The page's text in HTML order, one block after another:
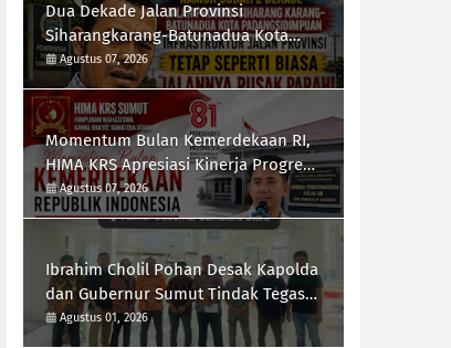
Dua Dekade Jalan Provinsi
Siharangkarang-Batunadua Kota
Padangsidimpuan Rusak Parah,
Rahmad Taufik Dalimunthe Desak
Gubernur Sumut "Turun Tangan"
Agustus 07, 2026
Momentum Bulan Kemerdekaan RI,
HIMA KRS Apresiasi Kinerja Progresif
Kalapas Tanjungbalai, Refin Tua
Simanullang
Agustus 07, 2026
Ibrahim Cholil Pohan Desak Kapolda
dan Gubernur Sumut Tindak Tegas
Galian C Ilegal di Sipiongot Julu Kec.
Dolok Kab. Paluta
Agustus 01, 2026